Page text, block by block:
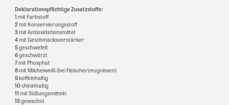
Deklarationspflichtige Zusatzstoffe:
1 mit Farbstoff
2mit Konservierungsstoff
3mit Antioxidationsmittel
4mit Geschmacksverstärker
5geschwefelt
6geschwärzt
7mit Phosphat
8mit Milcheiweiß (bei Fleischerzeugnissen)
9koffeinhaltig
10chininhaltig
11 mit Süßungsmitteln
13gewachst